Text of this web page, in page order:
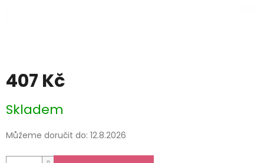
407 Kč
cena:
Skladem
Můžeme doručit do: 12.8.2026